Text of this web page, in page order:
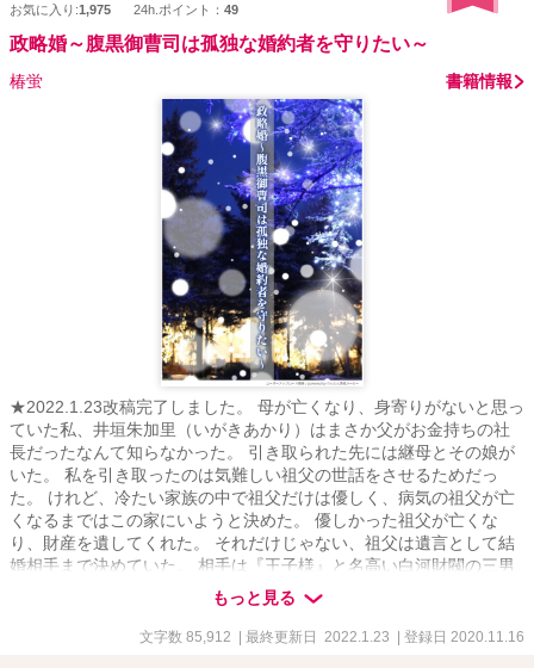
お気に入り:1,975 24h.ポイント： 49
政略婚～腹黒御曹司は孤独な婚約者を守りたい～
椿蛍 書籍情報
★2022.1.23改稿完了しました。 母が亡くなり、身寄りがないと思っ
ていた私、井垣朱加里（いがきあかり）はまさか父がお金持ちの社
長だったなんて知らなかった。 引き取られた先には継母とその娘が
いた。 私を引き取ったのは気難しい祖父の世話をさせるためだっ
た。 けれど、冷たい家族の中で祖父だけは優しく、病気の祖父が亡
くなるまではこの家にいようと決めた。 優しかった祖父が亡くな
り、財産を遺してくれた。 それだけじゃない、祖父は遺言として結
婚相手まで決めていた。 相手は『王子様』と名高い白河財閥の三男
白河壱都(しらかわいちと)。 彼は裏表のあるくせ者で、こんな男が
私の結婚相手！？ 父と継母は財産を奪われたと怒り狂うし、異母妹
は婚約者を盗られたと言うし。 私が全てを奪ったと、完全に悪者に
もっと見る
文字数 85,912 | 最終更新日 2022.1.23 | 登録日 2020.11.16